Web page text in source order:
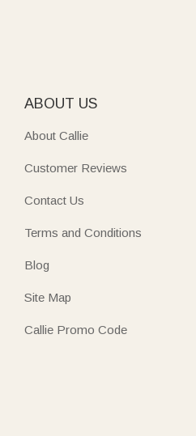
ABOUT US
About Callie
Customer Reviews
Contact Us
Terms and Conditions
Blog
Site Map
Callie Promo Code